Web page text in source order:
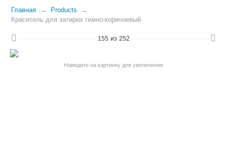
Главная
Products
Краситель для затирки темно-коричневый
155 из 252
Наведите на картинку для увеличения